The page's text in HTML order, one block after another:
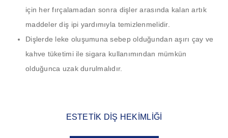
için her fırçalamadan sonra dişler arasında kalan artık
maddeler diş ipi yardımıyla temizlenmelidir.
Dişlerde leke oluşumuna sebep olduğundan aşırı çay ve
kahve tüketimi ile sigara kullanımından mümkün
olduğunca uzak durulmalıdır.
ESTETIK DIŞ HEKIMLIĞI